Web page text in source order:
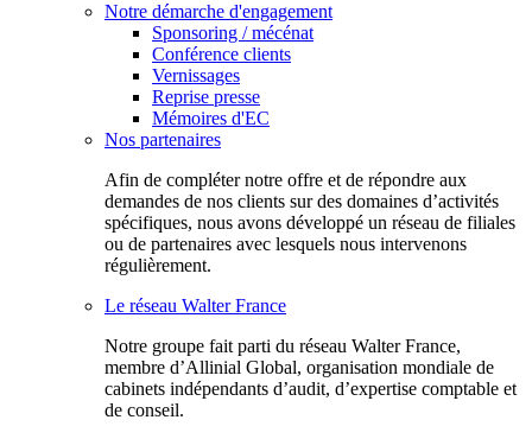
Notre démarche d'engagement
Sponsoring / mécénat
Conférence clients
Vernissages
Reprise presse
Mémoires d'EC
Nos partenaires
Afin de compléter notre offre et de répondre aux
demandes de nos clients sur des domaines d’activités
spécifiques, nous avons développé un réseau de filiales
ou de partenaires avec lesquels nous intervenons
régulièrement.
Le réseau Walter France
Notr​e groupe fait parti du réseau Walter France,
membre d’Allinial Global, organisation mondiale de
cabinets indépendants d’audit, d’expertise comptable et
de conseil.